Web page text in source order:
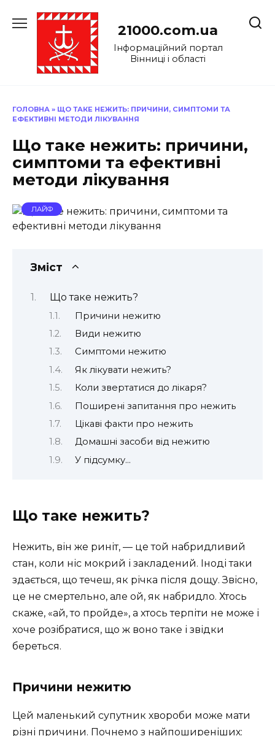
до
21000.com.ua
Інформаційний портал
Вінниці і області
ГОЛОВНА » ЩО ТАКЕ НЕЖИТЬ: ПРИЧИНИ, СИМПТОМИ ТА
ЕФЕКТИВНІ МЕТОДИ ЛІКУВАННЯ
Що таке нежить: причини,
симптоми та ефективні
методи лікування
ЛАЙФ
Зміст
Що таке нежить?
Причини нежитю
Види нежитю
Симптоми нежитю
Як лікувати нежить?
Коли звертатися до лікаря?
Поширені запитання про нежить
Цікаві факти про нежить
Домашні засоби від нежитю
У підсумку…
Що таке нежить?
Нежить, він же риніт, — це той набридливий
стан, коли ніс мокрий і закладений. Іноді таки
здається, що течеш, як річка після дощу. Звісно,
це не смертельно, але ой, як набридло. Хтось
скаже, «ай, то пройде», а хтось терпіти не може і
хоче розібратися, що ж воно таке і звідки
береться.
Причини нежитю
Цей маленький супутник хвороби може мати
різні причини. Почнемо з найпоширеніших: